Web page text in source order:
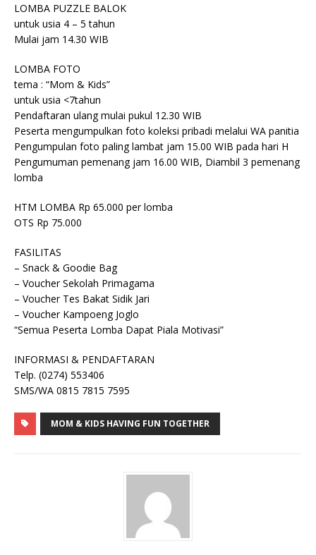
LOMBA PUZZLE BALOK
untuk usia 4 – 5 tahun
Mulai jam 14.30 WIB
LOMBA FOTO
tema : “Mom & Kids”
untuk usia <7tahun
Pendaftaran ulang mulai pukul 12.30 WIB
Peserta mengumpulkan foto koleksi pribadi melalui WA panitia
Pengumpulan foto paling lambat jam 15.00 WIB pada hari H
Pengumuman pemenang jam 16.00 WIB, Diambil 3 pemenang
lomba
HTM LOMBA Rp 65.000 per lomba
OTS Rp 75.000
FASILITAS
– Snack & Goodie Bag
– Voucher Sekolah Primagama
– Voucher Tes Bakat Sidik Jari
– Voucher Kampoeng Joglo
“Semua Peserta Lomba Dapat Piala Motivasi”
INFORMASI & PENDAFTARAN
Telp. (0274) 553406
SMS/WA 0815 7815 7595
MOM & KIDS HAVING FUN TOGETHER